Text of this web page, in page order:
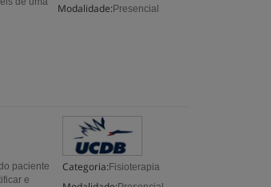
Modalidade: Presencial
Categoria: Fisioterapia
paciente
e